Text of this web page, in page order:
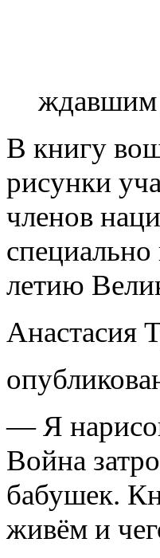
ждавшим
В книгу
рисунки
членов
летию
Анастасия
— Я
Война
бабушек.
живём и